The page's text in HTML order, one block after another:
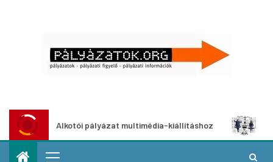
Alkotói pályázat multimédia-kiállításhoz Pályázat